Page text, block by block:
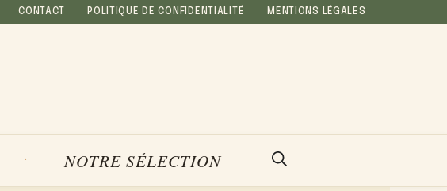
CONTACT POLITIQUE DE CONFIDENTIALITÉ MENTIONS LÉGALES
NOTRE SÉLECTION